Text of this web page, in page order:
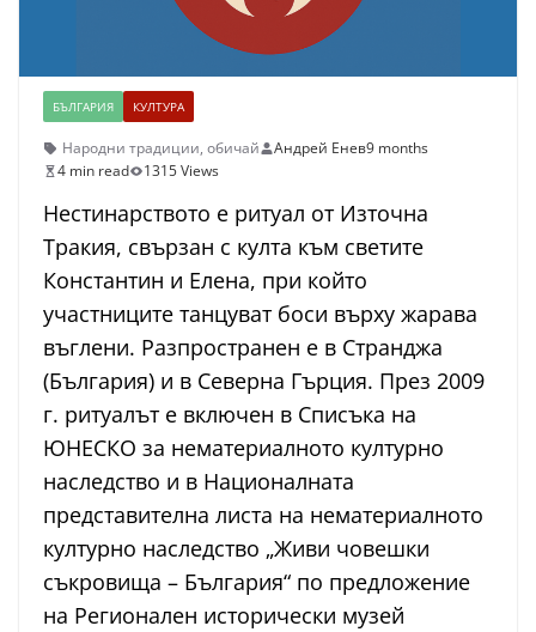
БЪЛГАРИЯ КУЛТУРА
Народни традиции, обичай Андрей Енев9 months
4 min read
1315 Views
Нестинарството е ритуал от Източна
Тракия, свързан с култа към светите
Константин и Елена, при който
участниците танцуват боси върху жарава
въглени. Разпространен е в Странджа
(България) и в Северна Гърция. През 2009
г. ритуалът е включен в Списъка на
ЮНЕСКО за нематериалното културно
наследство и в Националната
представителна листа на нематериалното
културно наследство „Живи човешки
съкровища – България“ по предложение
на Регионален исторически музей